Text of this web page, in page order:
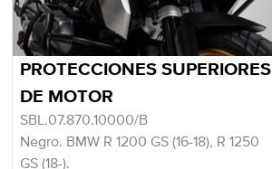
PROTECCIONES SUPERIORES
DE MOTOR
SBL.07.870.10000/B
Negro. BMW R 1200 GS (16-18), R 1250
GS (18-).